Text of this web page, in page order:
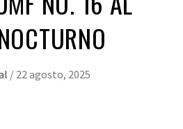
/ 22 agosto, 2025